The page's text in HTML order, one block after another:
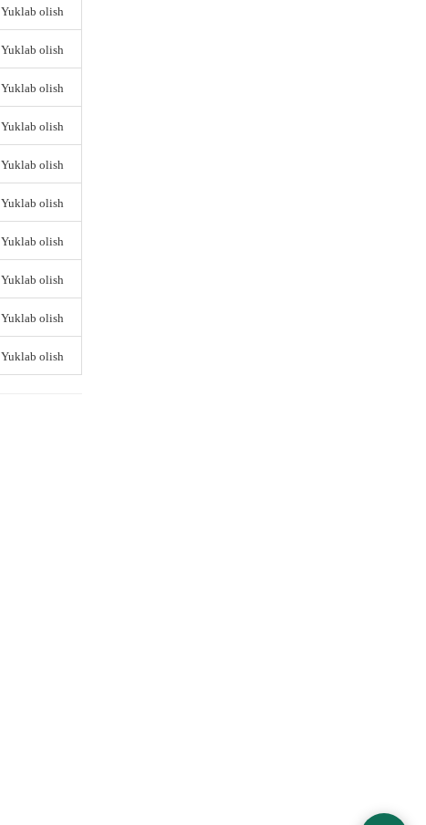
Yuklab olish
Yuklab olish
Yuklab olish
Yuklab olish
Yuklab olish
Yuklab olish
Yuklab olish
Yuklab olish
Yuklab olish
Yuklab olish